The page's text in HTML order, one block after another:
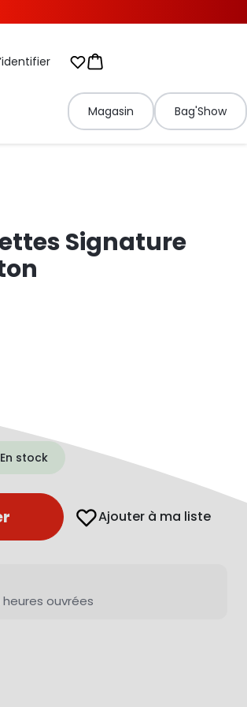
Mes listes d'envies
Panier
Magasin Bag'Show
Signature
En stock
Ajouter à ma liste
ouvrées